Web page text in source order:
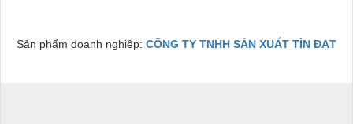
Sản phẩm doanh nghiệp: CÔNG TY TNHH SẢN XUẤT TÍN ĐẠT